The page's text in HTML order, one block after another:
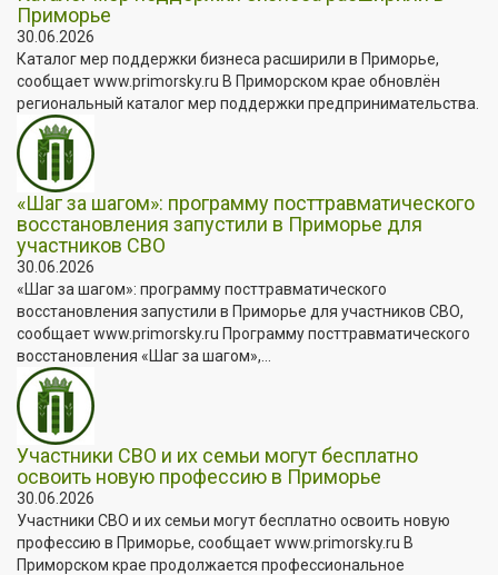
Приморье
30.06.2026
Каталог мер поддержки бизнеса расширили в Приморье,
сообщает www.primorsky.ru В Приморском крае обновлён
региональный каталог мер поддержки предпринимательства.
«Шаг за шагом»: программу посттравматического
восстановления запустили в Приморье для
участников СВО
30.06.2026
«Шаг за шагом»: программу посттравматического
восстановления запустили в Приморье для участников СВО,
сообщает www.primorsky.ru Программу посттравматического
восстановления «Шаг за шагом»,...
Участники СВО и их семьи могут бесплатно
освоить новую профессию в Приморье
30.06.2026
Участники СВО и их семьи могут бесплатно освоить новую
профессию в Приморье, сообщает www.primorsky.ru В
Приморском крае продолжается профессиональное